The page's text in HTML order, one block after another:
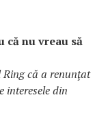
că nu vreau să
că a renunţat
interesele din